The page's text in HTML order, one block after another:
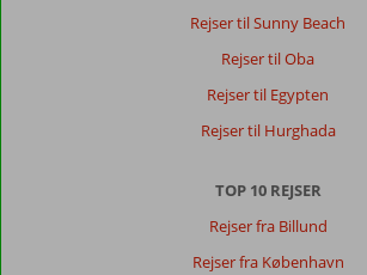
Rejser til Sunny Beach
Rejser til Oba
Rejser til Egypten
Rejser til Hurghada
TOP 10 REJSER
Rejser fra Billund
Rejser fra København